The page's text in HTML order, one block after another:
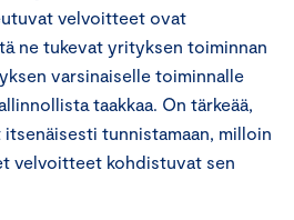
velvoitteet ovat
ne tukevat yrityksen toiminnan
varsinaiselle toiminnalle
taakkaa. On tärkeää,
tunnistamaan, milloin
velvoitteet kohdistuvat sen